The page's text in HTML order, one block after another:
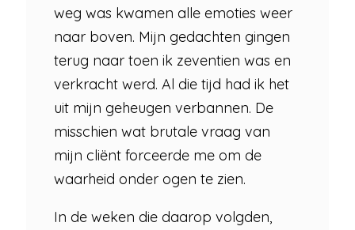
weg was kwamen alle emoties weer
naar boven. Mijn gedachten gingen
terug naar toen ik zeventien was en
verkracht werd. Al die tijd had ik het
uit mijn geheugen verbannen. De
misschien wat brutale vraag van
mijn cliënt forceerde me om de
waarheid onder ogen te zien.
In de weken die daarop volgden,